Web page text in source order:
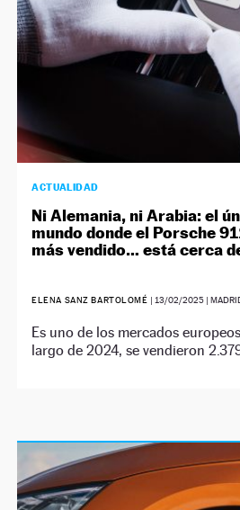
ACTUALIDAD
Ni Alemania, ni Arabia: el
mundo donde el Porsche
más vendido… está cerca
ELENA SANZ BARTOLOMÉ | 13/02/2025|
Es uno de los mercados
largo de 2024, se vendieron